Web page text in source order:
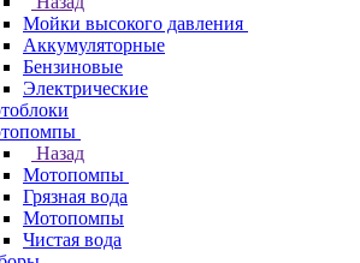
Мойки высокого давления
Аккумуляторные
Бензиновые
Электрические
Назад
Мотопомпы
Грязная вода
Мотопомпы
Чистая вода